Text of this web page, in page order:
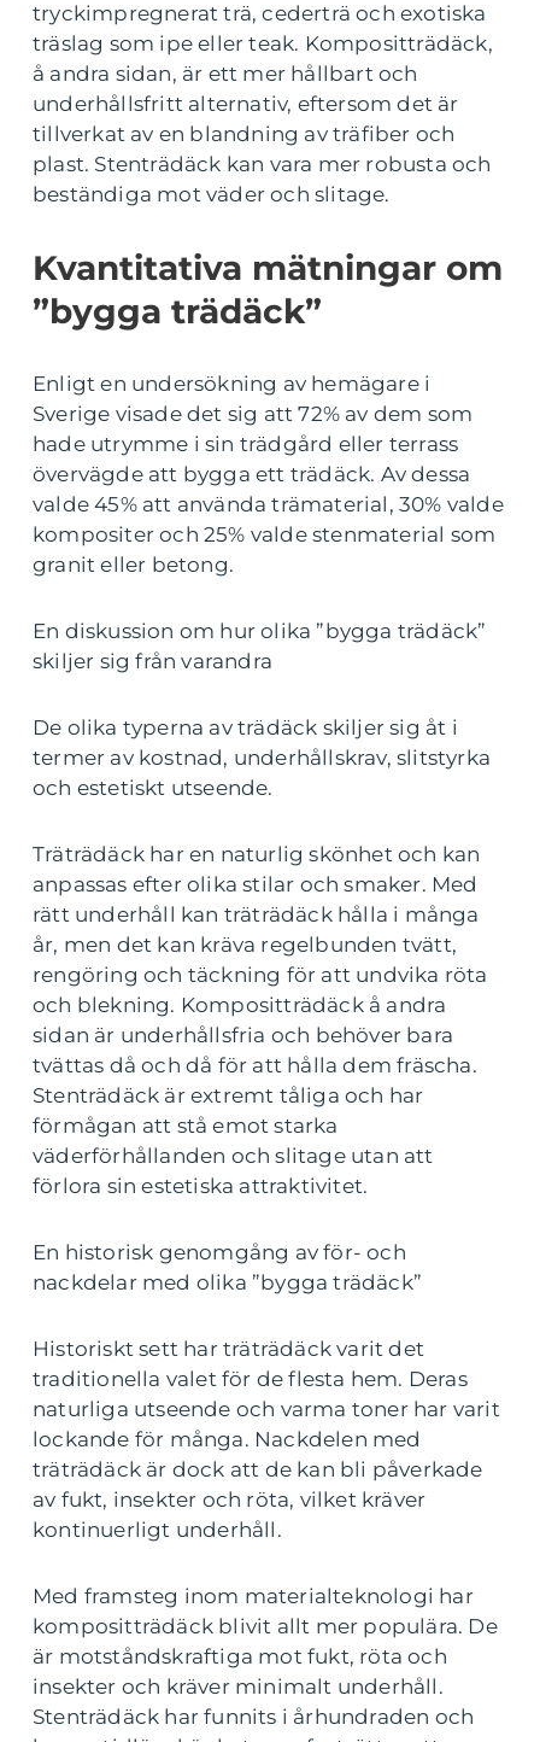
tryckimpregnerat trä, cederträ och exotiska
träslag som ipe eller teak. Kompositträdäck,
å andra sidan, är ett mer hållbart och
underhållsfritt alternativ, eftersom det är
tillverkat av en blandning av träfiber och
plast. Stenträdäck kan vara mer robusta och
beständiga mot väder och slitage.
Kvantitativa mätningar om
”bygga trädäck”
Enligt en undersökning av hemägare i
Sverige visade det sig att 72% av dem som
hade utrymme i sin trädgård eller terrass
övervägde att bygga ett trädäck. Av dessa
valde 45% att använda trämaterial, 30% valde
kompositer och 25% valde stenmaterial som
granit eller betong.
En diskussion om hur olika ”bygga trädäck”
skiljer sig från varandra
De olika typerna av trädäck skiljer sig åt i
termer av kostnad, underhållskrav, slitstyrka
och estetiskt utseende.
Träträdäck har en naturlig skönhet och kan
anpassas efter olika stilar och smaker. Med
rätt underhåll kan träträdäck hålla i många
år, men det kan kräva regelbunden tvätt,
rengöring och täckning för att undvika röta
och blekning. Kompositträdäck å andra
sidan är underhållsfria och behöver bara
tvättas då och då för att hålla dem fräscha.
Stenträdäck är extremt tåliga och har
förmågan att stå emot starka
väderförhållanden och slitage utan att
förlora sin estetiska attraktivitet.
En historisk genomgång av för- och
nackdelar med olika ”bygga trädäck”
Historiskt sett har träträdäck varit det
traditionella valet för de flesta hem. Deras
naturliga utseende och varma toner har varit
lockande för många. Nackdelen med
träträdäck är dock att de kan bli påverkade
av fukt, insekter och röta, vilket kräver
kontinuerligt underhåll.
Med framsteg inom materialteknologi har
kompositträdäck blivit allt mer populära. De
är motståndskraftiga mot fukt, röta och
insekter och kräver minimalt underhåll.
Stenträdäck har funnits i århundraden och